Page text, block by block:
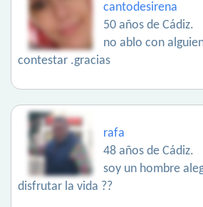
cantodesirena
50 años de Cádiz.
no ablo con
contestar .gracias
rafa
48 años de Cádiz.
soy un hombre
disfrutar la vida ??